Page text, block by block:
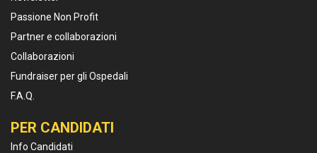
Passione Non Profit
Partner e collaborazioni
Collaborazioni
Fundraiser per gli Ospedali
F.A.Q.
PER CANDIDATI
Info Candidati